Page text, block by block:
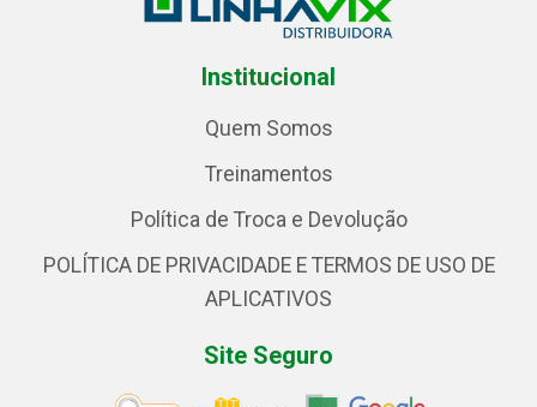
Institucional
Quem Somos
Treinamentos
Política de Troca e Devolução
POLÍTICA DE PRIVACIDADE E TERMOS DE USO DE
APLICATIVOS
Site Seguro